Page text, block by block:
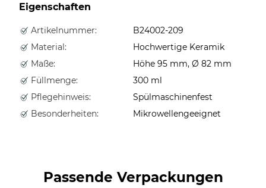
Eigenschaften
Artikelnummer:
B24002-209
Material:
Hochwertige Keramik
Maße:
Höhe 95 mm, Ø 82 mm
Füllmenge:
300 ml
Pflegehinweis:
Spülmaschinenfest
Besonderheiten:
Mikrowellengeeignet
Passende Verpackungen